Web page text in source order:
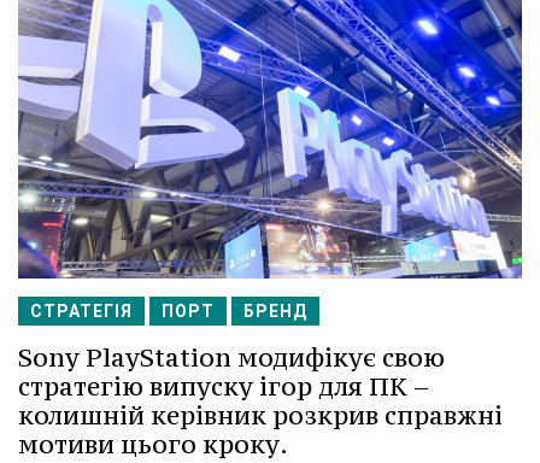
СТРАТЕГІЯ ПОРТ БРЕНД
Sony PlayStation модифікує свою
стратегію випуску ігор для ПК –
колишній керівник розкрив справжні
мотиви цього кроку.